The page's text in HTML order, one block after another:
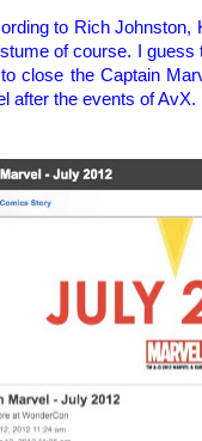
to Rich Johnston,
of course. I guess
close the Captain
after the events ofAvX.